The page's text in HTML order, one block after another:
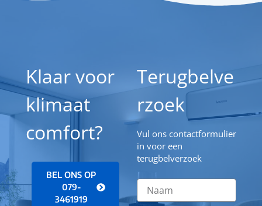
Klaar voor
klimaat
comfort?
BEL ONS OP
079-
3461919
Terugbelve
rzoek
Vul ons contactformulier
in voor een
terugbelverzoek